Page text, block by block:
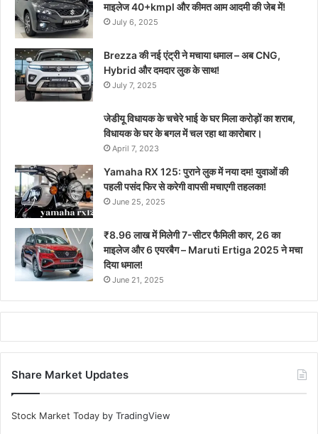
माइलेज 40+kmpl और कीमत आम आदमी की जेब में!
July 6, 2025
Brezza की नई एंट्री ने मचाया धमाल – अब CNG,
Hybrid और दमदार लुक के साथ!
July 7, 2025
जेडीयू विधायक के चचेरे भाई के घर मिला करोड़ों का शराब,
विधायक के घर के बगल में चल रहा था कारोबार।
April 7, 2023
Yamaha RX 125: पुराने लुक में नया दम! युवाओं की
पहली पसंद फिर से करेगी वापसी मचाएगी तहलका!
June 25, 2025
₹8.96 लाख में मिलेगी 7-सीटर फैमिली कार, 26 का
माइलेज और 6 एयरबैग – Maruti Ertiga 2025 ने मचा
दिया धमाल!
June 21, 2025
Share Market Updates
Stock Market Today by TradingView